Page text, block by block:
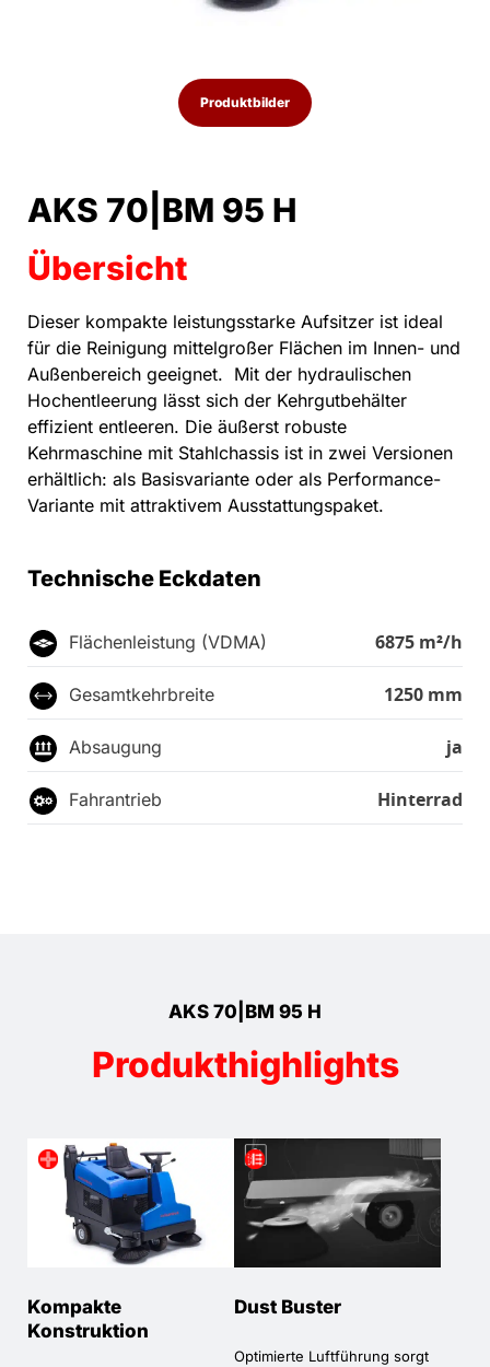
Produktbilder
AKS 70|BM 95 H
Übersicht
Dieser kompakte leistungsstarke Aufsitzer ist ideal
für die Reinigung mittelgroßer Flächen im Innen- und
Außenbereich geeignet. Mit der hydraulischen
Hochentleerung lässt sich der Kehrgutbehälter
effizient entleeren. Die äußerst robuste
Kehrmaschine mit Stahlchassis ist in zwei Versionen
erhältlich: als Basisvariante oder als Performance-
Variante mit attraktivem Ausstattungspaket.
Technische Eckdaten
Flächenleistung (VDMA) 6875 m²/h
Gesamtkehrbreite 1250 mm
Absaugung ja
Fahrantrieb Hinterrad
AKS 70|BM 95 H
Produkthighlights
Kompakte
Konstruktion
Dust Buster
Optimierte Luftführung sorgt